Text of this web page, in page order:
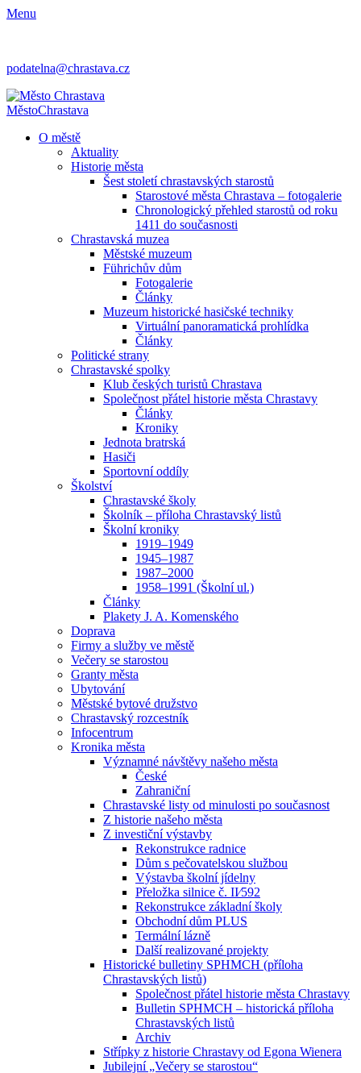
Menu
podatelna@chrastava.cz
MěstoChrastava
O městě
Aktuality
Historie města
Šest století chrastavských starostů
Starostové města Chrastava – fotogalerie
Chronologický přehled starostů od roku
1411 do současnosti
Chrastavská muzea
Městské muzeum
Führichův dům
Fotogalerie
Články
Muzeum historické hasičské techniky
Virtuální panoramatická prohlídka
Články
Politické strany
Chrastavské spolky
Klub českých turistů Chrastava
Společnost přátel historie města Chrastavy
Články
Kroniky
Jednota bratrská
Hasiči
Sportovní oddíly
Školství
Chrastavské školy
Školník – příloha Chrastavský listů
Školní kroniky
1919–1949
1945–1987
1987–2000
1958–1991 (Školní ul.)
Články
Plakety J. A. Komenského
Doprava
Firmy a služby ve městě
Večery se starostou
Granty města
Ubytování
Městské bytové družstvo
Chrastavský rozcestník
Infocentrum
Kronika města
Významné návštěvy našeho města
České
Zahraniční
Chrastavské listy od minulosti po současnost
Z historie našeho města
Z investiční výstavby
Rekonstrukce radnice
Dům s pečovatelskou službou
Výstavba školní jídelny
Přeložka silnice č. II⁄592
Rekonstrukce základní školy
Obchodní dům PLUS
Termální lázně
Další realizované projekty
Historické bulletiny SPHMCH (příloha
Chrastavských listů)
Společnost přátel historie města Chrastavy
Bulletin SPHMCH – historická příloha
Chrastavských listů
Archiv
Střípky z historie Chrastavy od Egona Wienera
Jubilejní „Večery se starostou“